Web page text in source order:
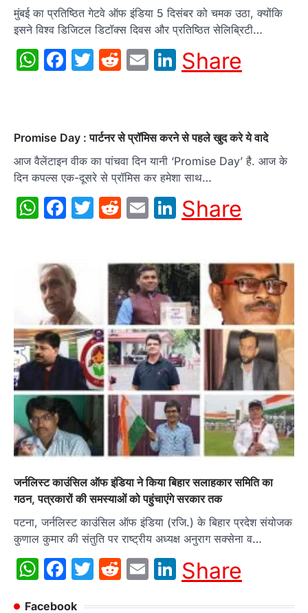
मुंबई का प्रतिष्ठित गेटवे ऑफ इंडिया 5 दिसंबर को चमक उठा, क्योंकि
इसने विश्व डिजिटल डिटॉक्स दिवस और प्रतिष्ठित सेलिब्रिटी…
WhatsApp
Facebook
Twitter
Reddit
EmailLinkedIn
Share
Promise Day : पार्टनर से प्रॉमिस करने से पहले खुद करे ये वादे
आज वैलेंटाइन वीक का पांचवा दिन यानी ‘Promise Day’ है. आज के
दिन कपल्स एक-दूसरे से प्रॉमिस कर हमेशा साथ…
WhatsApp
Facebook
Twitter
Reddit
EmailLinkedIn
Share
जर्नलिस्ट काउंसिल ऑफ इंडिया ने किया बिहार सलाहकार समिति का
गठन, पत्रकारों की समस्याओं को पहुंचाएंगे सरकार तक
पटना, जर्नलिस्ट काउंसिल ऑफ इंडिया (रजि.) के बिहार प्रदेश संयोजक
कुणाल कुमार की संतुति पर राष्ट्रीय अध्यक्ष अनुराग सक्सेना व…
WhatsApp
Facebook
Twitter
Reddit
EmailLinkedIn
Share
Facebook